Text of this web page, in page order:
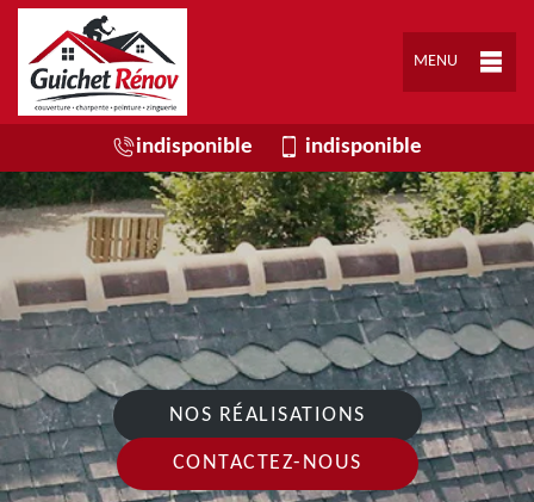
MENU
indisponible indisponible
NOS RÉALISATIONS
CONTACTEZ-NOUS